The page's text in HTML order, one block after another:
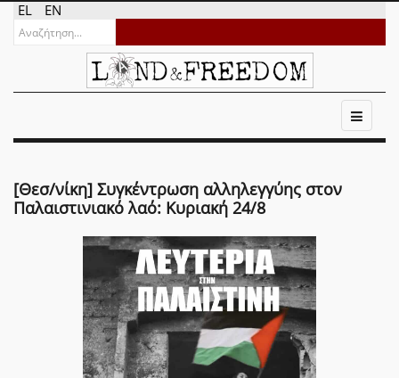
EL EN
[Θεσ/νίκη] Συγκέντρωση αλληλεγγύης στον
Παλαιστινιακό λαό: Κυριακή 24/8